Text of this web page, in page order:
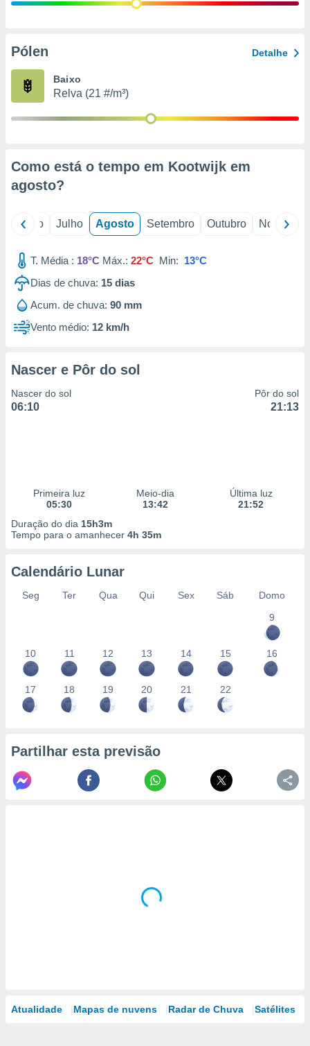
e
de
Pólen Detalhe
Baixo
Relva (21 #/m³)
Como está o tempo em Kootwijk em
agosto?
Junho Julho Agosto Setembro Outubro Novembro
T. Média : 18°C Máx.: 22°C Min: 13°C
Dias de chuva: 15 dias
Acum. de chuva: 90 mm
Vento médio: 12 km/h
Nascer e Pôr do sol
Nascer do sol
06:10
Pôr do sol
21:13
Primeira luz
05:30
Meio-dia
13:42
Última luz
21:52
Duração do dia 15h3m
Tempo para o amanhecer 4h 35m
Calendário Lunar
Seg Ter Qua Qui Sex Sáb
Domo
9
10 11 12 13 14 15 16
17 18 19 20 21 22
Partilhar esta previsão
Atualidade Mapas de nuvens Radar de Chuva Satélites